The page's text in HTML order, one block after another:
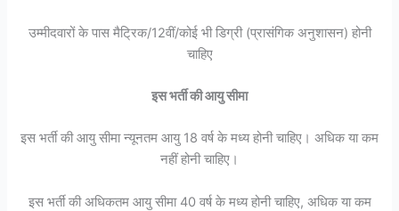
उम्मीदवारों के पास मैट्रिक/12वीं/कोई भी डिग्री (प्रासंगिक अनुशासन) होनी
चाहिए
इस भर्ती की आयु सीमा
इस भर्ती की आयु सीमा न्यूनतम आयु 18 वर्ष के मध्य होनी चाहिए। अधिक या कम
नहीं होनी चाहिए।
इस भर्ती की अधिकतम आयु सीमा 40 वर्ष के मध्य होनी चाहिए, अधिक या कम